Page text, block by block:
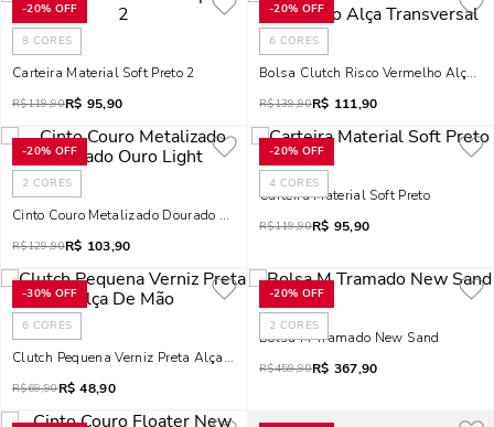
-20% OFF
8 CORES
Carteira Material Soft Preto 2
R$119,90R$ 95,90
-20% OFF
6 CORES
Bolsa Clutch Risco Vermelho Alça
R$139,90R$ 111,90
-20% OFF
2 CORES
Cinto Couro Metalizado Dourado Ouro Light
R$129,90R$ 103,90
-20% OFF
4 CORES
Carteira Material Soft Preto
R$119,90R$ 95,90
-30% OFF
6 CORES
Clutch Pequena Verniz Preta Alça De Mão
R$69,90R$ 48,90
-20% OFF
2 CORES
Bolsa M Tramado New Sand
R$459,90R$ 367,90